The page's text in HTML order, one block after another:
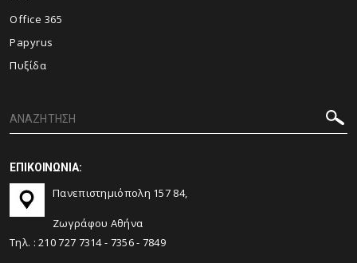
Office 365
Papyrus
Πυξίδα
ΕΠΙΚΟΙΝΩΝΙΑ:
Πανεπιστημιόπολη 157 84,
Ζωγράφου Αθήνα
Τηλ. :210 727 7314- 7356- 7849